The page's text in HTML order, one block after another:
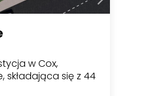
w Cox,
składająca się z 44